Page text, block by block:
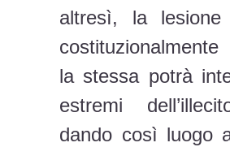
altresì, la
la stessa potrà
estremi
dando così luogo